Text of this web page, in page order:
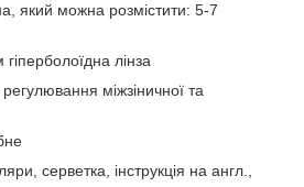
який можна розмістити: 5-7
лінза
міжзіничної та
серветка, інструкція на англ.,